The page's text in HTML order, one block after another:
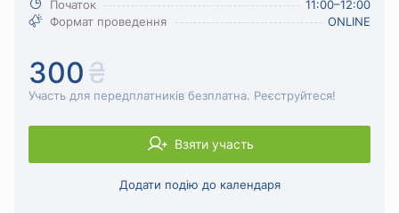
Початок
11:00–12:00
Формат проведення
ONLINE
300
Участь для передплатників безплатна. Реєструйтеся!
Взяти участь
Додати подію до календаря